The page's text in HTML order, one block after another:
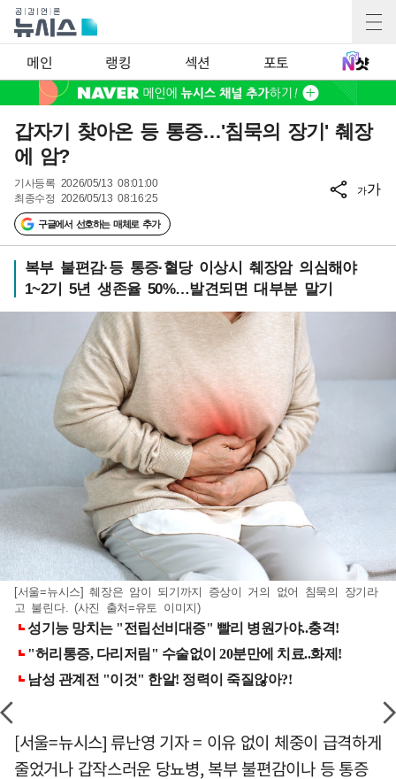
메인 랭킹 섹션 포토
갑자기 찾아온 등 통증…'침묵의 장기' 췌장
에 암?
기사등록 2026/05/13 08:01:00
최종수정 2026/05/13 08:16:25
구글에서 선호하는 매체로 추가
가가
복부 불편감·등 통증·혈당 이상시 췌장암 의심해야
1~2기 5년 생존율 50%…발견되면 대부분 말기
[서울=뉴시스] 췌장은 암이 되기까지 증상이 거의 없어 침묵의 장기라
고 불린다. (사진 출처=유토 이미지)
[서울=뉴시스] 류난영 기자 = 이유 없이 체중이 급격하게
줄었거나 갑작스러운 당뇨병, 복부 불편감이나 등 통증